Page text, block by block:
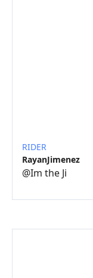
RIDER
RayanJimenez
@Im the Ji